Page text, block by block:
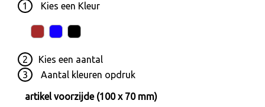
1 Kies een Kleur
2 Kies een aantal
3
Aantal kleuren opdruk
artikel voorzijde (100 x 70 mm)